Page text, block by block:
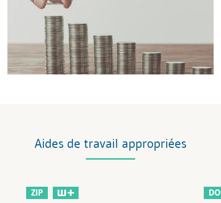
Aides de travail appropriées
ZIP